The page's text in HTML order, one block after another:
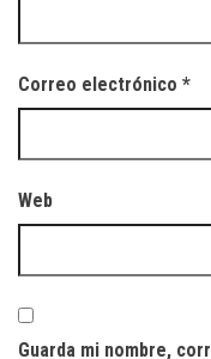
Correo electrónico *
Web
Guarda mi nombre,